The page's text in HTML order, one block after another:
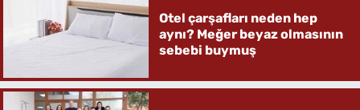
Otel çarşafları neden hep
aynı? Meğer beyaz olmasının
sebebi buymuş